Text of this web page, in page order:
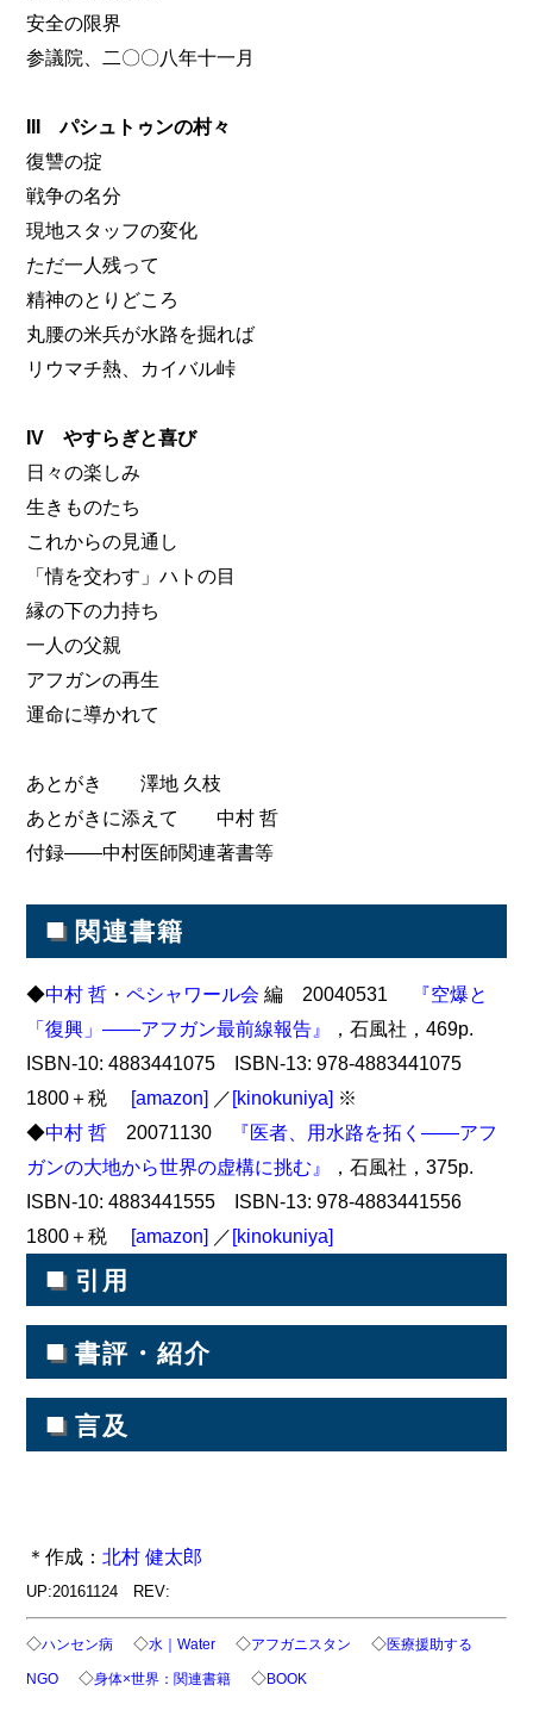
安全の限界
参議院、二〇〇八年十一月
III パシュトゥンの村々
復讐の掟
戦争の名分
現地スタッフの変化
ただ一人残って
精神のとりどころ
丸腰の米兵が水路を掘れば
リウマチ熱、カイバル峠
IV やすらぎと喜び
日々の楽しみ
生きものたち
これからの見通し
「情を交わす」ハトの目
縁の下の力持ち
一人の父親
アフガンの再生
運命に導かれて
あとがき 澤地 久枝
あとがきに添えて 中村 哲
付録――中村医師関連著書等
■ 関連書籍
◆中村 哲 ・ペシャワール会 編 20040531
『空爆と
「復興」――アフガン最前線報告』
，石風社，469p.
ISBN-10: 4883441075 ISBN-13: 978-4883441075
1800＋税 [amazon] ／[kinokuniya] ※
◆中村 哲 20071130
『医者、用水路を拓く――アフ
ガンの大地から世界の虚構に挑む』
，石風社，375p.
ISBN-10: 4883441555 ISBN-13: 978-4883441556
1800＋税 [amazon] ／[kinokuniya]
■ 引用
■ 書評・紹介
■ 言及
＊作成：北村 健太郎
UP:20161124 REV:
◇ハンセン病 ◇水｜Water ◇アフガニスタン ◇医療援助する
NGO ◇身体×世界：関連書籍 ◇BOOK